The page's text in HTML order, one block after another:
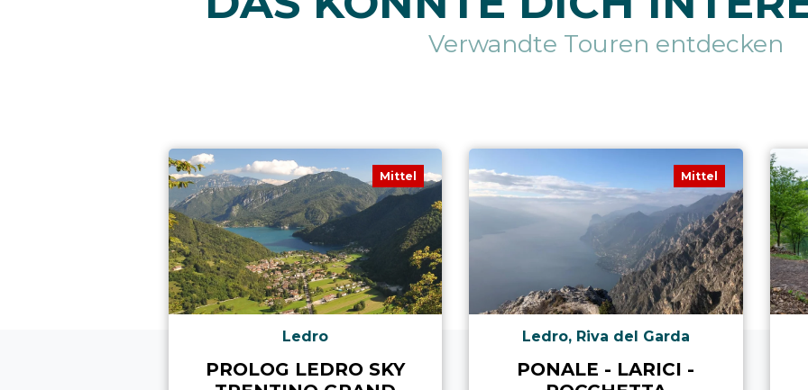
Verwandte Touren entdecken
Mittel
Ledro
PROLOG LEDRO SKY
Mittel
Ledro, Riva del Garda
PONALE - LARICI -